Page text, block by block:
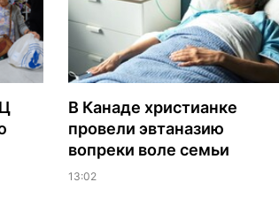
В Канаде христианке
провели эвтаназию
вопреки воле семьи
13:02